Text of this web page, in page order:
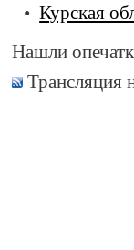
Курская
Нашли
Трансляция